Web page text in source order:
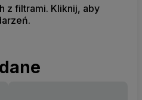
z filtrami. Kliknij, aby